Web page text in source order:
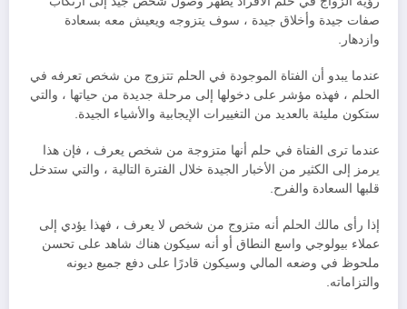
صفات جيدة وأخلاق جيدة ، سوف يتزوجه ويعيش معه بسعادة
وازدهار.
عندما يبدو أن الفتاة الموجودة في الحلم تتزوج من شخص تعرفه في
الحلم ، فهذه مؤشر على دخولها إلى مرحلة جديدة من حياتها ، والتي
ستكون مليئة بالعديد من التغييرات الإيجابية والأشياء الجيدة.
عندما ترى الفتاة في حلم أنها متزوجة من شخص يعرف ، فإن هذا
يرمز إلى الكثير من الأخبار الجيدة خلال الفترة التالية ، والتي ستدخل
قلبها السعادة والفرح.
إذا رأى مالك الحلم أنه متزوج من شخص لا يعرف ، فهذا يؤدي إلى
عملاء بيولوجي واسع النطاق أو أنه سيكون هناك شاهد على تحسن
ملحوظ في وضعه المالي وسيكون قادرًا على دفع جميع ديونه
والتزاماته.